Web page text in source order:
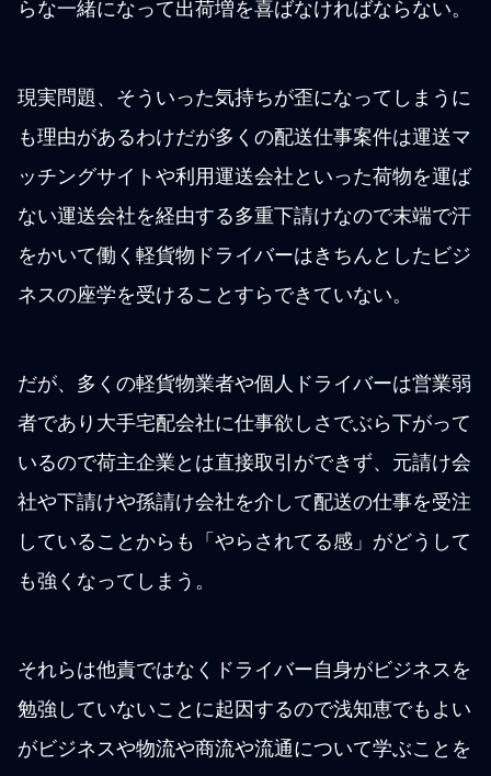
らな一緒になって出荷増を喜ばなければならない。
現実問題、そういった気持ちが歪になってしまうに
も理由があるわけだが多くの配送仕事案件は運送マ
ッチングサイトや利用運送会社といった荷物を運ば
ない運送会社を経由する多重下請けなので末端で汗
をかいて働く軽貨物ドライバーはきちんとしたビジ
ネスの座学を受けることすらできていない。
だが、多くの軽貨物業者や個人ドライバーは営業弱
者であり大手宅配会社に仕事欲しさでぶら下がって
いるので荷主企業とは直接取引ができず、元請け会
社や下請けや孫請け会社を介して配送の仕事を受注
していることからも「やらされてる感」がどうして
も強くなってしまう。
それらは他責ではなくドライバー自身がビジネスを
勉強していないことに起因するので浅知恵でもよい
がビジネスや物流や商流や流通について学ぶことを